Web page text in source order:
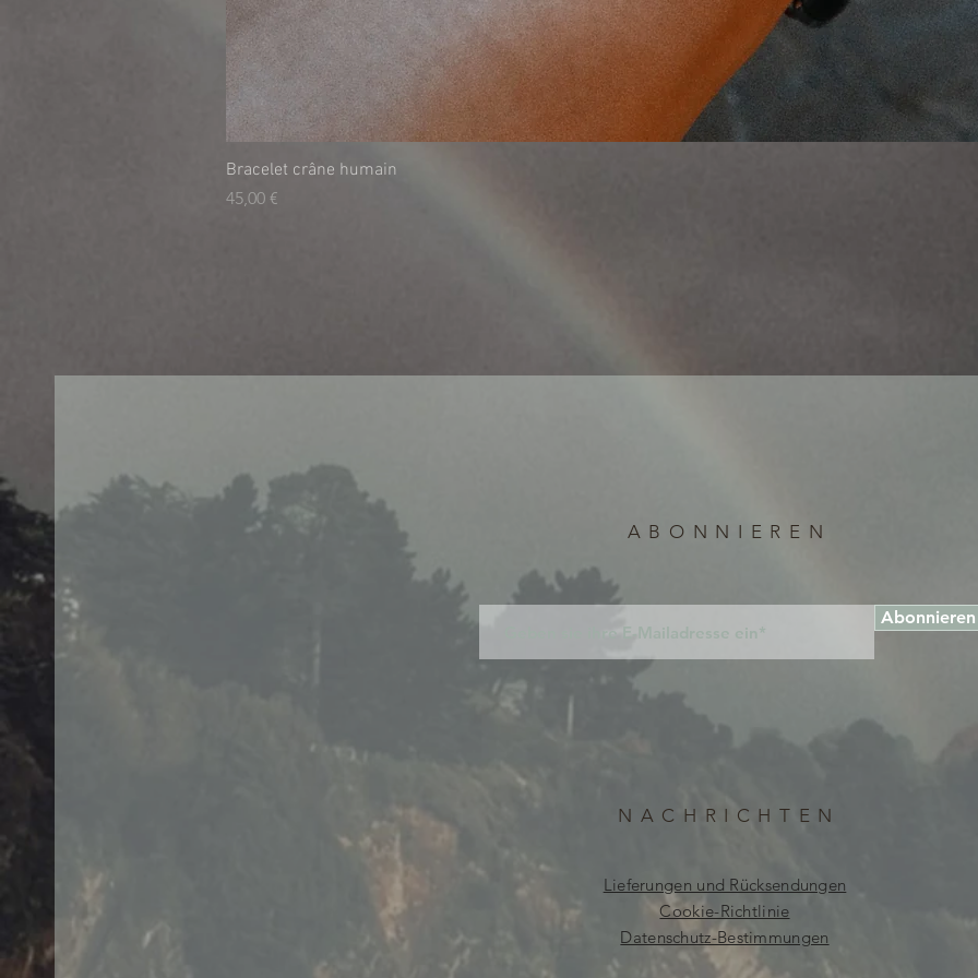
Bracelet crâne humain
Preis
45,00 €
ABONNIEREN
Abonnieren
NACHRICHTEN
Lieferungen und Rücksendungen
Cookie-Richtlinie
Datenschutz-Bestimmungen